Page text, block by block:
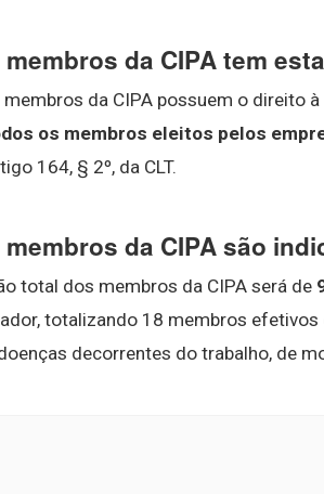
da CIPA tem
da CIPA possuem o direito
os membros eleitos pelos
164, § 2º, da CLT.
da CIPA são
total dos membros da CIPA será de
totalizando 18 membros efetivos
decorrentes do trabalho, de